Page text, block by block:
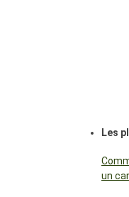
Les
un